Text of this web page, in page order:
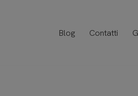
Blog Contatti